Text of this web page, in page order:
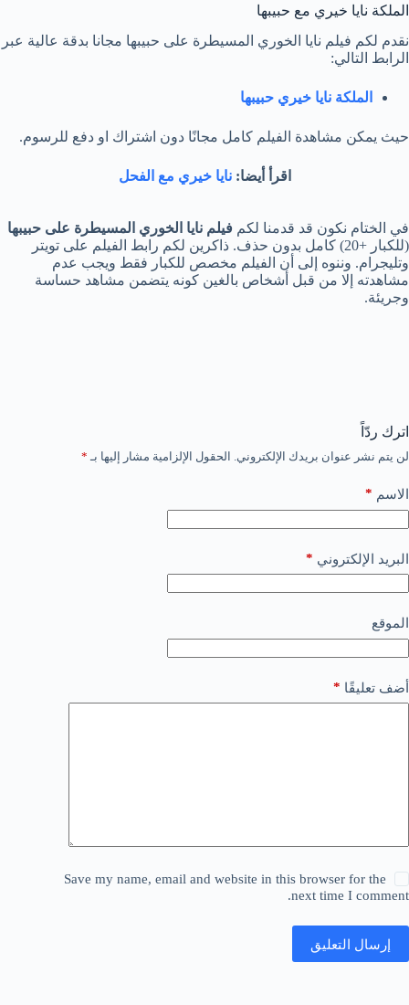
الملكة نايا خيري مع حبيبها
نقدم لكم فيلم نايا الخوري المسيطرة على حبيبها مجانا بدقة عالية عبر
الرابط التالي:
الملكة نايا خيري حبيبها
حيث يمكن مشاهدة الفيلم كامل مجانًا دون اشتراك او دفع للرسوم.
اقرأ أيضا:نايا خيري مع الفحل
في الختام نكون قد قدمنا لكم فيلم نايا الخوري المسيطرة على حبيبها
(للكبار +20) كامل بدون حذف. ذاكرين لكم رابط الفيلم على تويتر
وتليجرام. وننوه إلى أن الفيلم مخصص للكبار فقط ويجب عدم
مشاهدته إلا من قبل أشخاص بالغين كونه يتضمن مشاهد حساسة
وجريئة.
اترك ردّاً
لن يتم نشر عنوان بريدك الإلكتروني. الحقول الإلزامية مشار إليها بـ *
الاسم *
البريد الإلكتروني *
الموقع
أضف تعليقًا *
Save my name, email and website in this browser for the
next time I comment.
إرسال التعليق